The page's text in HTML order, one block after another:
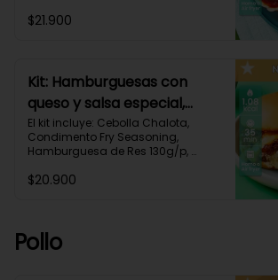
(125g/p), Pan Hamburguesa, Salsa
Carbohidratos 88g | Grasas 53g |
Proteínas 42g
$21.900
Kit: Hamburguesas con
queso y salsa especial,
papas y cebolla
caramelizada-142
El kit incluye: Cebolla Chalota,
Condimento Fry Seasoning,
Hamburguesa de Res 130g/p,
Hamburguesa brioche, Papa
1080 kcal | Carbohidratos 87g |
$20.900
Pollo